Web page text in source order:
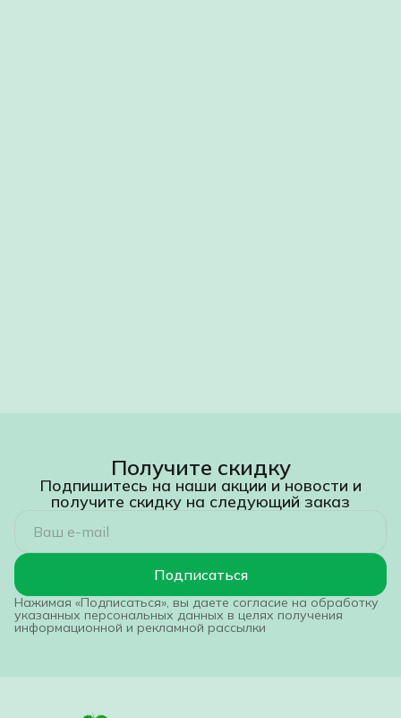
Получите скидку
Подпишитесь на наши акции и новости и
получите скидку на следующий заказ
Подписаться
Нажимая «Подписаться», вы даете согласие на обработку
указанных персональных данных в целях получения
информационной и рекламной рассылки